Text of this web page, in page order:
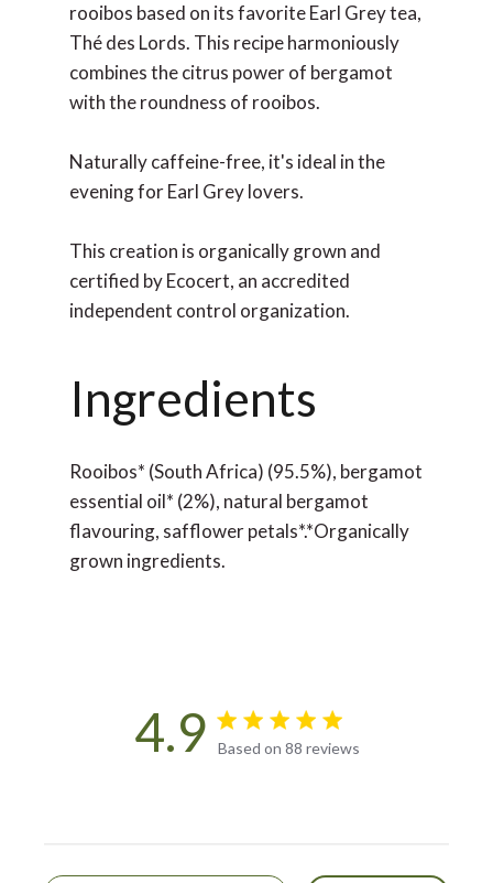
rooibos based on its favorite Earl Grey tea,
Thé des Lords. This recipe harmoniously
combines the citrus power of bergamot
with the roundness of rooibos.
Naturally caffeine-free, it's ideal in the
evening for Earl Grey lovers.
This creation is organically grown and
certified by Ecocert, an accredited
independent control organization.
Ingredients
Rooibos* (South Africa) (95.5%), bergamot
essential oil* (2%), natural bergamot
flavouring, safflower petals*.*Organically
grown ingredients.
4.9 4.9 star rating
Based on 88 reviews